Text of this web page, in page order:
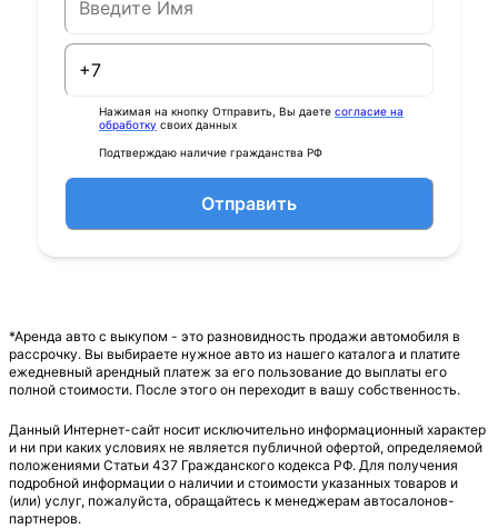
Нажимая на кнопку Отправить, Вы даете согласие на
обработку своих данных
Подтверждаю наличие гражданства РФ
Отправить
*Аренда авто с выкупом - это разновидность продажи автомобиля в
рассрочку. Вы выбираете нужное авто из нашего каталога и платите
ежедневный арендный платеж за его пользование до выплаты его
полной стоимости. После этого он переходит в вашу собственность.
Данный Интернет-сайт носит исключительно информационный характер
и ни при каких условиях не является публичной офертой, определяемой
положениями Статьи 437 Гражданского кодекса РФ. Для получения
подробной информации о наличии и стоимости указанных товаров и
(или) услуг, пожалуйста, обращайтесь к менеджерам автосалонов-
партнеров.